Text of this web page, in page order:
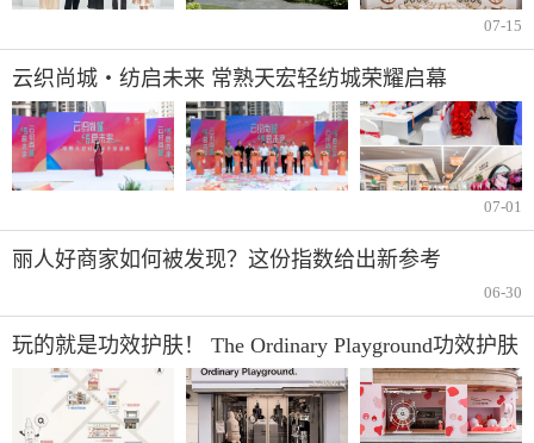
07-15
云织尚城・纺启未来 常熟天宏轻纺城荣耀启幕
07-01
丽人好商家如何被发现？这份指数给出新参考
06-30
玩的就是功效护肤！ The Ordinary Playground功效护肤
游乐场限时登陆广州东山口